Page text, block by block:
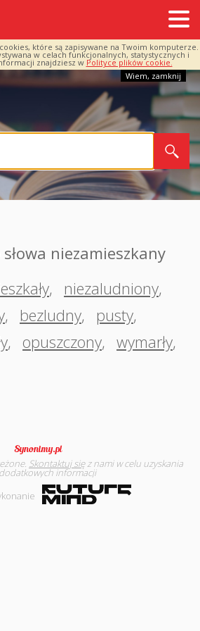
które są zapisywane na Twoim komputerze.
w celach funkcjonalnych, statystycznych i
znajdziesz w Polityce plików cookie.
Wiem, zamknij
niezamieszkany
, niezaludniony,
, bezludny, pusty,
, opuszczony, wymarły,
Skontaktuj sięz nami w celu uzyskania
dodatkowych informacji